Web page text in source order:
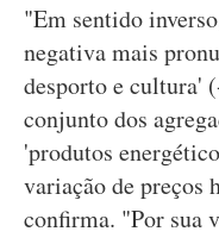
"Em sentido
negativa mais
desporto e cultura'
conjunto dos
'produtos
variação de preços
confirma. "Por sua